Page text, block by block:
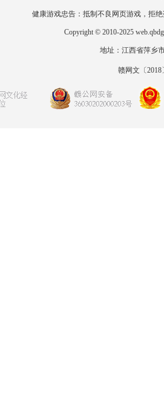
健康游戏忠告：抵制不良网页游戏，拒
Copyright © 2010-2025
地址：江西省萍乡
赣网文〔2018